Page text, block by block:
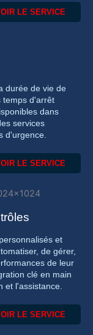
LE SERVICE
durée de vie de
temps d'arrêt
dans
services
d'urgence.
LE SERVICE
et
de gérer,
de leur
clé en main
et l'assistance.
LE SERVICE